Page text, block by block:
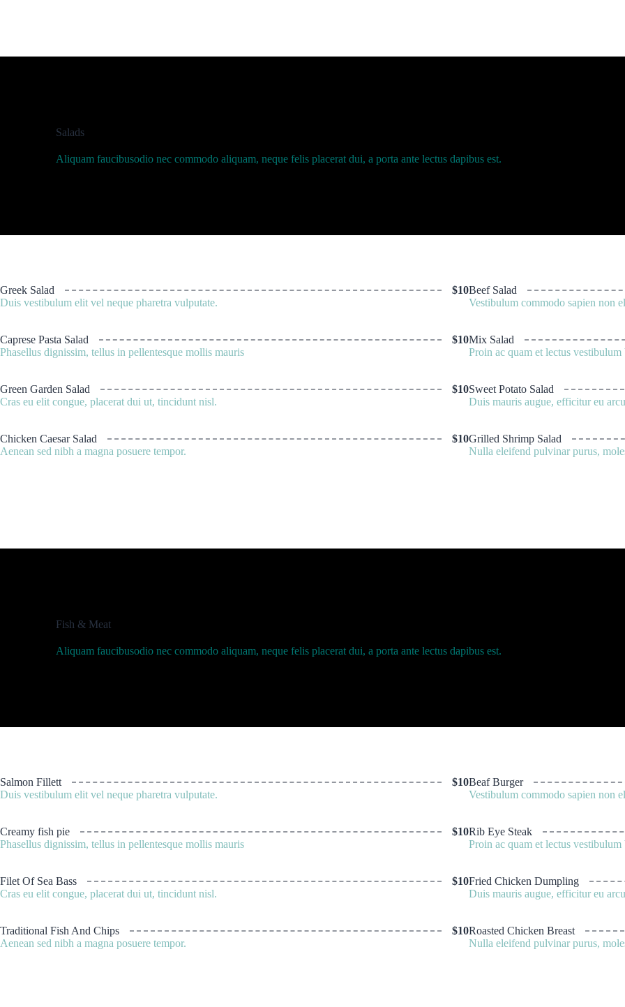
Salads
Aliquam faucibusodio nec commodo aliquam, neque felis placerat dui, a porta ante lectus dapibus est.
Greek Salad
$10
Duis vestibulum elit vel neque pharetra vulputate.
Caprese Pasta Salad
$10
Phasellus dignissim, tellus in pellentesque mollis mauris
Green Garden Salad
$10
Cras eu elit congue, placerat dui ut, tincidunt nisl.
Chicken Caesar Salad
$10
Aenean sed nibh a magna posuere tempor.
Beef Salad
Vestibulum commodo sapien non
Mix Salad
Proin ac quam et lectus vestibulum
Sweet Potato Salad
Duis mauris augue, efficitur eu
Grilled Shrimp Salad
Nulla eleifend pulvinar purus,
Fish & Meat
Aliquam faucibusodio nec commodo aliquam, neque felis placerat dui, a porta ante lectus dapibus est.
Salmon Fillett
$10
Duis vestibulum elit vel neque pharetra vulputate.
Creamy fish pie
$10
Phasellus dignissim, tellus in pellentesque mollis mauris
Filet Of Sea Bass
$10
Cras eu elit congue, placerat dui ut, tincidunt nisl.
Traditional Fish And Chips
$10
Aenean sed nibh a magna posuere tempor.
Beaf Burger
Vestibulum commodo sapien non
Rib Eye Steak
Proin ac quam et lectus vestibulum
Fried Chicken Dumpling
Duis mauris augue, efficitur eu
Roasted Chicken Breast
Nulla eleifend pulvinar purus,